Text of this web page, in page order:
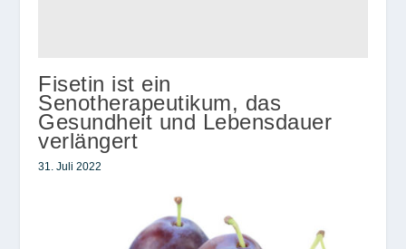
Fisetin ist ein
Senotherapeutikum, das
Gesundheit und Lebensdauer
verlängert
31. Juli 2022